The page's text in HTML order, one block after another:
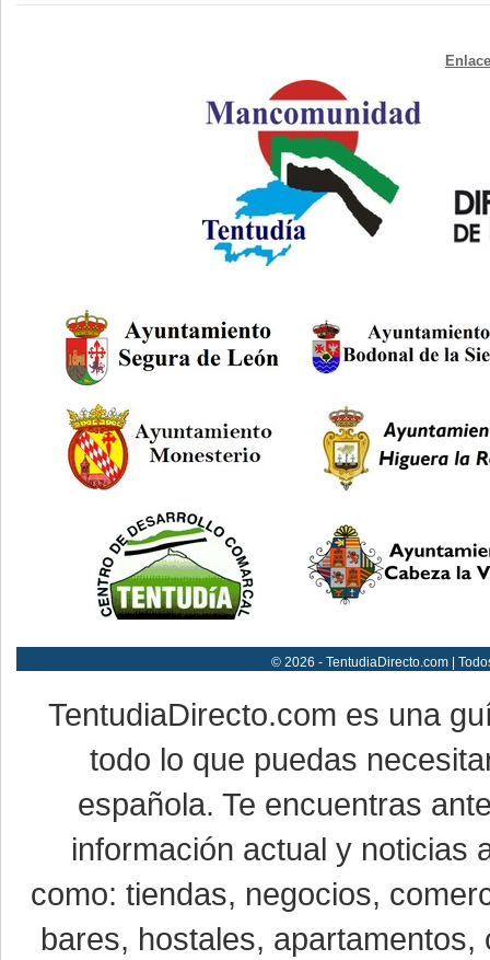
© 2026 - TentudiaDirecto.com |
TentudiaDirecto.com es una
todo lo que puedas
española. Te encuentras
información actual y noticias
como: tiendas, negocios,
bares, hostales,